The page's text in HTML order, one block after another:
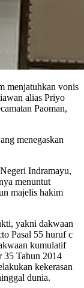
vonis
alias Priyo
Paoman,
menegaskan
Indramayu,
menuntut
majelis hakim
yakni dakwaan
Pasal 55 huruf c
kumulatif
35 Tahun 2014
kekerasan
dunia.